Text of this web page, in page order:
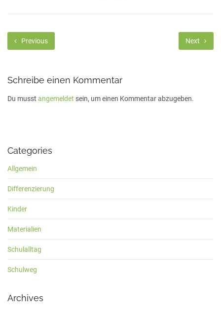
Previous Next
Schreibe einen Kommentar
Du musst angemeldet sein, um einen Kommentar abzugeben.
Categories
Allgemein
Differenzierung
Kinder
Materialien
Schulalltag
Schulweg
Archives